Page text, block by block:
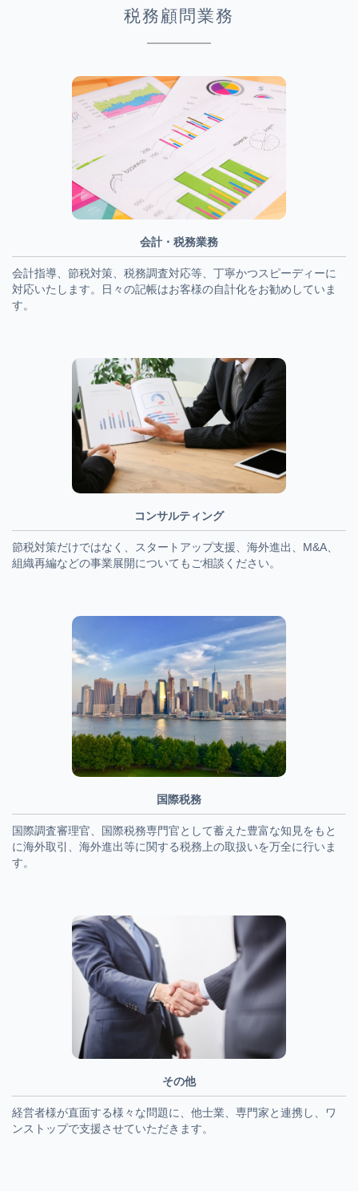
税務顧問業務
会計・税務業務
会計指導、節税対策、税務調査対応等、丁寧かつスピーディーに
対応いたします。日々の記帳はお客様の自計化をお勧めしていま
す。
コンサルティング
節税対策だけではなく、スタートアップ支援、海外進出、M&A、
組織再編などの事業展開についてもご相談ください。
国際税務
国際調査審理官、国際税務専門官として蓄えた豊富な知見をもと
に海外取引、海外進出等に関する税務上の取扱いを万全に行いま
す。
その他
経営者様が直面する様々な問題に、他士業、専門家と連携し、ワ
ンストップで支援させていただきます。